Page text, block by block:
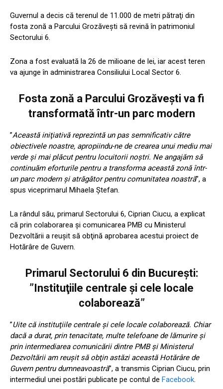
Guvernul a decis că terenul de 11.000 de metri pătraţi din
fosta zonă a Parcului Grozăveşti să revină în patrimoniul
Sectorului 6.
Zona a fost evaluată la 26 de milioane de lei, iar acest teren
va ajunge în administrarea Consiliului Local Sector 6.
Fosta zonă a Parcului Grozăveşti va fi
transformată într-un parc modern
”Această iniţiativă reprezintă un pas semnificativ către
obiectivele noastre, apropiindu-ne de crearea unui mediu mai
verde şi mai plăcut pentru locuitorii noştri. Ne angajăm să
continuăm eforturile pentru a transforma această zonă într-
un parc modern şi atrăgător pentru comunitatea noastră”, a
spus viceprimarul Mihaela Ştefan.
La rândul său, primarul Sectorului 6, Ciprian Ciucu, a explicat
că prin colaborarea şi comunicarea PMB cu Ministerul
Dezvoltării a reuşit să obţină aprobarea acestui proiect de
Hotărâre de Guvern.
Primarul Sectorului 6 din București:
”Instituţiile centrale şi cele locale
colaborează”
”Uite că instituţiile centrale şi cele locale colaborează. Chiar
dacă a durat, prin tenacitate, multe telefoane de lămurire şi
prin intermediarea comunicării dintre PMB şi Ministerul
Dezvoltării am reuşit să obţin astăzi această Hotărâre de
Guvern pentru dumneavoastră”, a transmis Ciprian Ciucu, prin
intermediul unei postări publicate pe contul de Facebook.